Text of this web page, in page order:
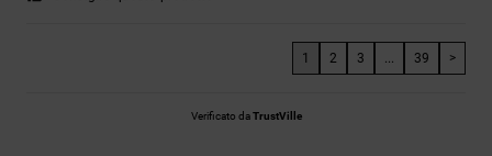
1 2 3 ... 39 >
Verificato daTrustVille